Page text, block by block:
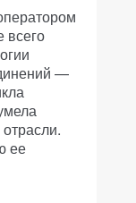
всего
—
ее